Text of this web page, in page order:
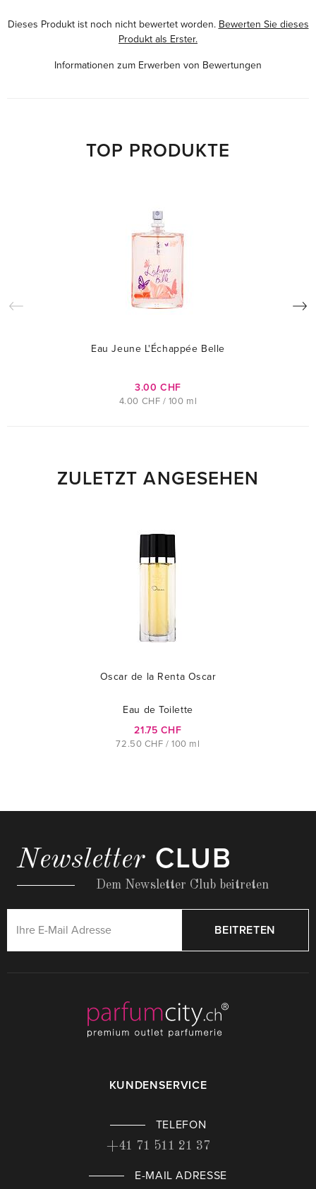
Dieses Produkt ist noch nicht bewertet worden. Bewerten Sie dieses
Produkt als Erster.
Informationen zum Erwerben von Bewertungen
TOP PRODUKTE
Eau Jeune L'Échappée Belle
3.00 CHF
4.00 CHF / 100 ml
ZULETZT ANGESEHEN
Oscar de la Renta Oscar
Eau de Toilette
21.75 CHF
72.50 CHF / 100 ml
Newsletter CLUB
Dem Newsletter Club beitreten
BEITRETEN
KUNDENSERVICE
TELEFON
+41 71 511 21 37
E-MAIL ADRESSE